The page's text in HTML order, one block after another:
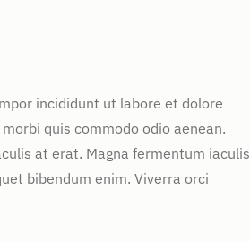
incididunt ut labore et dolore
quis commodo odio aenean.
at erat. Magna fermentum iaculis
bibendum enim. Viverra orci